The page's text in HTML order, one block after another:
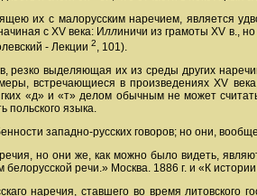
их с малорусским наречием, является
с XV века: Иллиничи из грамоты XV в.,
- Лекции 2, 101).
резко выделяющая их из среды других
встречающиеся в произведениях XV
«д» и «т» делом обычным не может
польского языка.
западно-русских говоров; но они,
но они же, как можно было видеть,
речи.» Москва. 1886 г. и «К
наречия, ставшего во время литовского